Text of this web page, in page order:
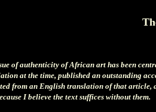
of authenticity of African art has been
at the time, published an outstanding
from an English translation of that article,
I believe the text suffices without them.